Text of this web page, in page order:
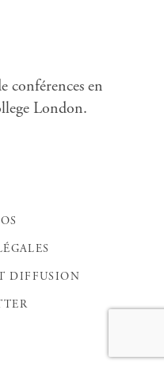
conférences en
London.
DIFFUSION